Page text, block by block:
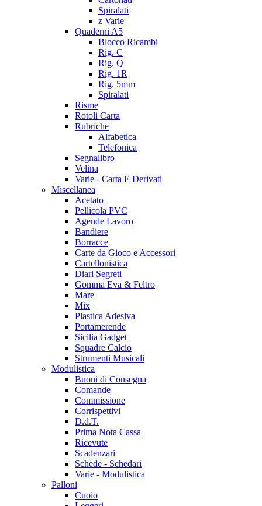
Spiralati
z Varie
Quaderni A5
Blocco Ricambi
Rig. C
Rig. Q
Rig. 1R
Rig. 5mm
Spiralati
Risme
Rotoli Carta
Rubriche
Alfabetica
Telefonica
Segnalibro
Velina
Varie - Carta E Derivati
Miscellanea
Acetato
Pellicola PVC
Agende Lavoro
Bandiere
Borracce
Carte da Gioco e Accessori
Cartellonistica
Diari Segreti
Gomma Eva & Feltro
Mare
Mix
Plastica Adesiva
Portamerende
Sicilia Gadget
Squadre Calcio
Strumenti Musicali
Modulistica
Buoni di Consegna
Comande
Commissione
Corrispettivi
D.d.T.
Prima Nota Cassa
Ricevute
Scadenzari
Schede - Schedari
Varie - Modulistica
Palloni
Cuoio